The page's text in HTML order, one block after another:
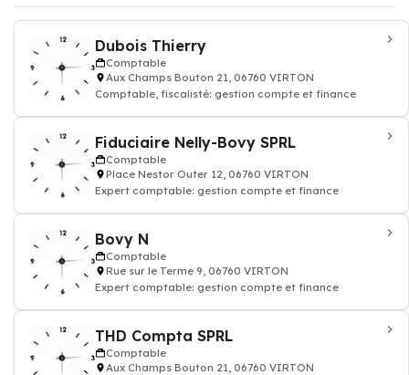
Dubois Thierry
Comptable
Aux Champs Bouton 21, 06760 VIRTON
Comptable, fiscalisté: gestion compte et finance
Fiduciaire Nelly-Bovy SPRL
Comptable
Place Nestor Outer 12, 06760 VIRTON
Expert comptable: gestion compte et finance
Bovy N
Comptable
Rue sur le Terme 9, 06760 VIRTON
Expert comptable: gestion compte et finance
THD Compta SPRL
Comptable
Aux Champs Bouton 21, 06760 VIRTON